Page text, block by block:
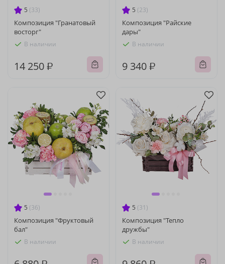
5 (33)
Композиция "Гранатовый
восторг"
В наличии
14 250 ₽
5 (23)
Композиция "Райские
дары"
В наличии
9 340 ₽
5 (36)
Композиция "Фруктовый
бал"
В наличии
5 (31)
Композиция "Тепло
дружбы"
В наличии